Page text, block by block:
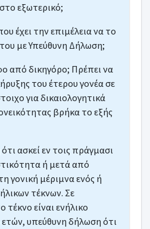
εξωτερικό;
έχει την επιμέλεια να το
με Υπεύθυνη Δήλωση;
από δικηγόρο; Πρέπει να
του έτερου γονέα σε
για δικαιολογητικά
βρήκα το εξής
ασκεί εν τοις πράγμασι
ή μετά από
γονική μέριμνα ενός ή
τέκνων. Σε
είναι ενήλικο
ετών, υπεύθυνη δήλωση ότι